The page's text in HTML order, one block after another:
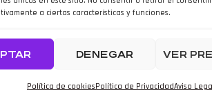
a ciertas características y funciones.
DENEGAR VER
Política de cookiesPolítica de PrivacidadAviso
por TOOOLS